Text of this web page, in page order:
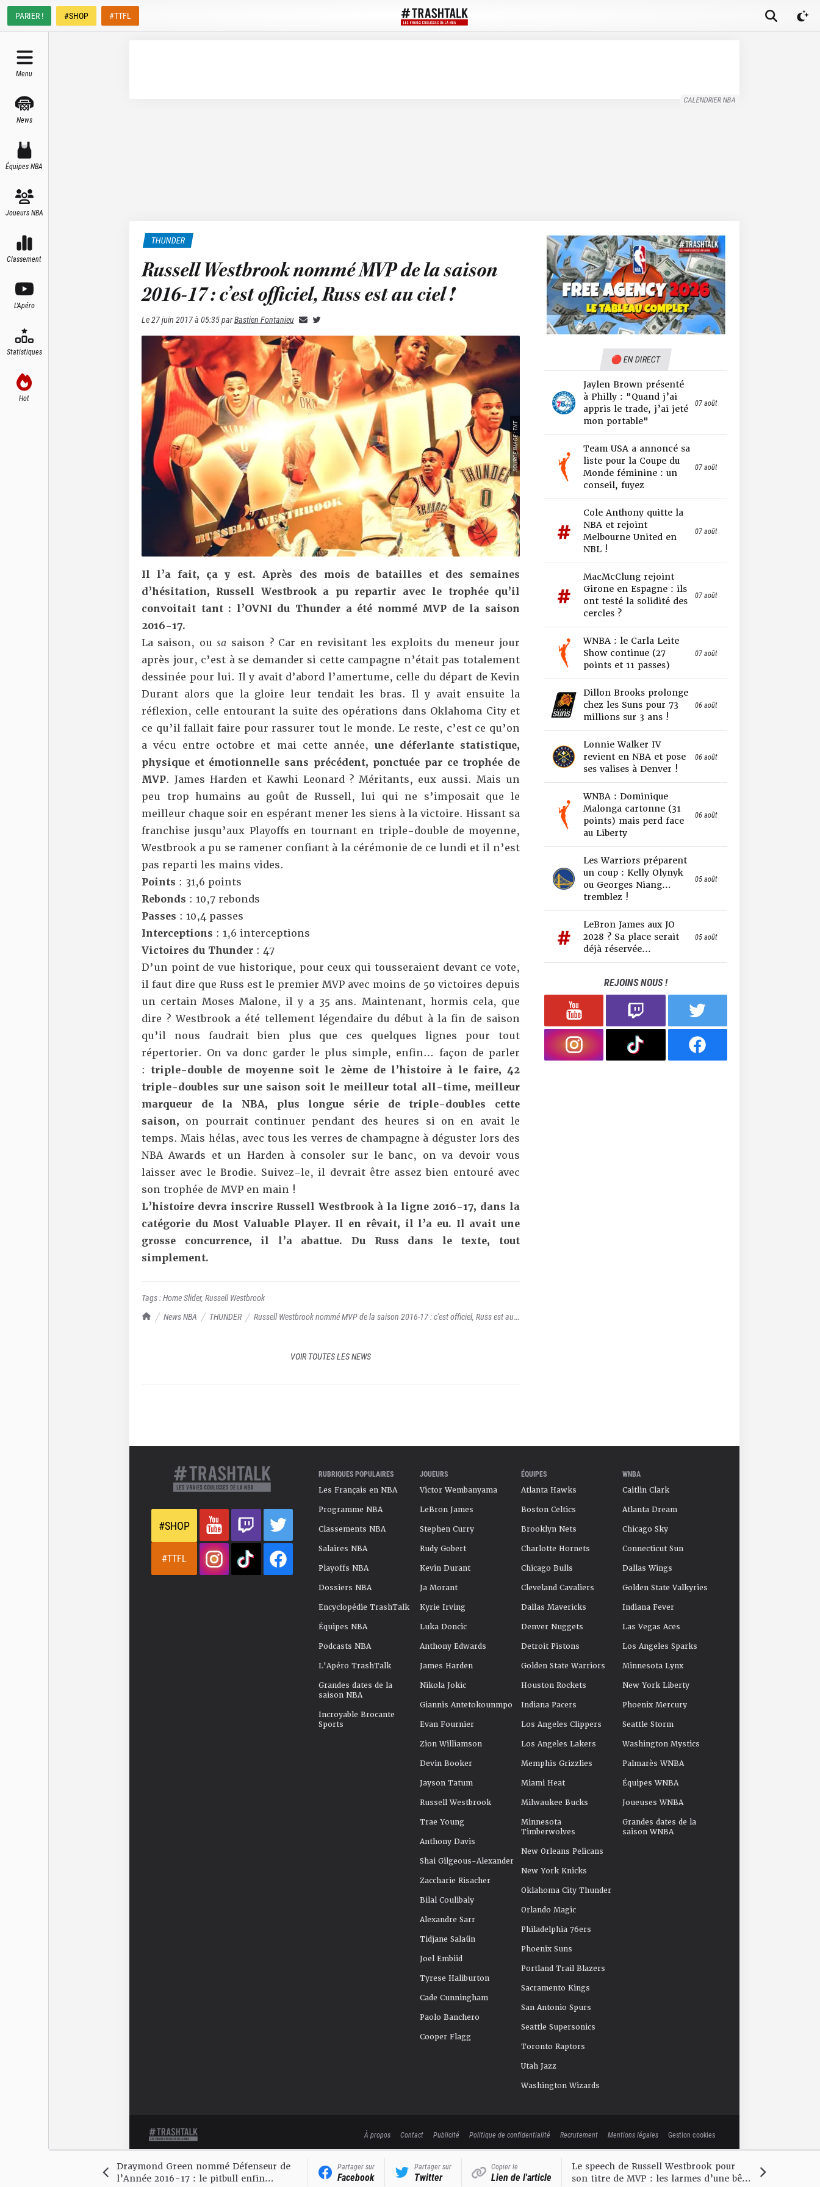
PARIER ! #SHOP #TTFL
Menu
News
Équipes NBA
Joueurs NBA
Classement
L'Apéro
Statistiques
Hot
CALENDRIER NBA
TrashTalk Actu NBA
News NBA THUNDER
Russell Westbrook nommé MVP de la saison 2016-17 : c'est officiel, Russ est au
THUNDER
Russell Westbrook nommé MVP de la saison
2016-17 : c’est officiel, Russ est au ciel !
Le27 juin 2017 à 05:35parBastien Fontanieu
SOURCE IMAGE : TNT
Il l’a fait, ça y est. Après des mois de batailles et des semaines
d’hésitation, Russell Westbrook a pu repartir avec le trophée qu’il
convoitait tant : l’OVNI du Thunder a été nommé MVP de la saison
2016-17.
La saison, ousa saison ? Car en revisitant les exploits du meneur jour
après jour, c’est à se demander si cette campagne n’était pas totalement
dessinée pour lui. Il y avait d’abord l’amertume, celle du départ de Kevin
Durant alors que la gloire leur tendait les bras. Il y avait ensuite la
réflexion, celle entourant la suite des opérations dans Oklahoma City et
ce qu’il fallait faire pour rassurer tout le monde. Le reste, c’est ce qu’on
a vécu entre octobre et mai cette année, une déferlante statistique,
physique et émotionnelle sans précédent, ponctuée par ce trophée de
MVP. James Harden et Kawhi Leonard ? Méritants, eux aussi. Mais un
peu trop humains au goût de Russell, lui qui ne s’imposait que le
meilleur chaque soir en espérant mener les siens à la victoire. Hissant sa
franchise jusqu’aux Playoffs en tournant en triple-double de moyenne,
Westbrook a pu se ramener confiant à la cérémonie de ce lundi et il n’est
pas reparti les mains vides.
Points : 31,6 points
Rebonds : 10,7 rebonds
Passes : 10,4 passes
Interceptions : 1,6 interceptions
Victoires du Thunder : 47
D’un point de vue historique, pour ceux qui tousseraient devant ce vote,
il faut dire que Russ est le premier MVP avec moins de 50 victoires depuis
un certain Moses Malone, il y a 35 ans. Maintenant, hormis cela, que
dire ? Westbrook a été tellement légendaire du début à la fin de saison
qu’il nous faudrait bien plus que ces quelques lignes pour tout
répertorier. On va donc garder le plus simple, enfin… façon de parler
: triple-double de moyenne soit le 2ème de l’histoire à le faire, 42
triple-doubles sur une saison soit le meilleur total all-time, meilleur
marqueur de la NBA, plus longue série de triple-doubles cette
saison, on pourrait continuer pendant des heures si on en avait le
temps. Mais hélas, avec tous les verres de champagne à déguster lors des
NBA Awards et un Harden à consoler sur le banc, on va devoir vous
laisser avec le Brodie. Suivez-le, il devrait être assez bien entouré avec
son trophée de MVP en main !
L’histoire devra inscrire Russell Westbrook à la ligne 2016-17, dans la
catégorie du Most Valuable Player. Il en rêvait, il l’a eu. Il avait une
grosse concurrence, il l’a abattue. Du Russ dans le texte, tout
simplement.
Tags :Home Slider, Russell Westbrook
VOIR TOUTES LES NEWS
🔴 EN DIRECT
Jaylen Brown présenté
à Philly : "Quand j’ai
appris le trade, j’ai jeté
mon portable"
07 août
Team USA a annoncé sa
liste pour la Coupe du
Monde féminine : un
conseil, fuyez
07 août
Cole Anthony quitte la
NBA et rejoint
Melbourne United en
NBL !
07 août
MacMcClung rejoint
Girone en Espagne : ils
ont testé la solidité des
cercles ?
07 août
WNBA : le Carla Leite
Show continue (27
points et 11 passes)
07 août
Dillon Brooks prolonge
chez les Suns pour 73
millions sur 3 ans !
06 août
Lonnie Walker IV
revient en NBA et pose
ses valises à Denver !
06 août
WNBA : Dominique
Malonga cartonne (31
points) mais perd face
au Liberty
06 août
Les Warriors préparent
un coup : Kelly Olynyk
ou Georges Niang…
tremblez !
05 août
LeBron James aux JO
2028 ? Sa place serait
déjà réservée...
05 août
REJOINS NOUS !
#SHOP
#TTFL
RUBRIQUES POPULAIRES
Les Français en NBA
Programme NBA
Classements NBA
Salaires NBA
Playoffs NBA
Dossiers NBA
Encyclopédie TrashTalk
Équipes NBA
Podcasts NBA
L'Apéro TrashTalk
Grandes dates de la
saison NBA
Incroyable Brocante
Sports
JOUEURS
Victor Wembanyama
LeBron James
Stephen Curry
Rudy Gobert
Kevin Durant
Ja Morant
Kyrie Irving
Luka Doncic
Anthony Edwards
James Harden
Nikola Jokic
Giannis Antetokounmpo
Evan Fournier
Zion Williamson
Devin Booker
Jayson Tatum
Russell Westbrook
Trae Young
Anthony Davis
Shai Gilgeous-Alexander
Zaccharie Risacher
Bilal Coulibaly
Alexandre Sarr
Tidjane Salaün
Joel Embiid
Tyrese Haliburton
Cade Cunningham
Paolo Banchero
Cooper Flagg
ÉQUIPES
Atlanta Hawks
Boston Celtics
Brooklyn Nets
Charlotte Hornets
Chicago Bulls
Cleveland Cavaliers
Dallas Mavericks
Denver Nuggets
Detroit Pistons
Golden State Warriors
Houston Rockets
Indiana Pacers
Los Angeles Clippers
Los Angeles Lakers
Memphis Grizzlies
Miami Heat
Milwaukee Bucks
Minnesota
Timberwolves
New Orleans Pelicans
New York Knicks
Oklahoma City Thunder
Orlando Magic
Philadelphia 76ers
Phoenix Suns
Portland Trail Blazers
Sacramento Kings
San Antonio Spurs
Seattle Supersonics
Toronto Raptors
Utah Jazz
Washington Wizards
WNBA
Caitlin Clark
Atlanta Dream
Chicago Sky
Connecticut Sun
Dallas Wings
Golden State Valkyries
Indiana Fever
Las Vegas Aces
Los Angeles Sparks
Minnesota Lynx
New York Liberty
Phoenix Mercury
Seattle Storm
Washington Mystics
Palmarès WNBA
Équipes WNBA
Joueuses WNBA
Grandes dates de la
saison WNBA
À propos Contact Publicité Politique de confidentialité Recrutement Mentions légales Gestion cookies
Draymond Green nommé Défenseur de
l’Année 2016-17 : le pitbull enfin
Partager sur
Facebook
Partager sur
Twitter
Copier le
Lien de l'article
Le speech de Russell Westbrook pour
son titre de MVP : les larmes d’une bête